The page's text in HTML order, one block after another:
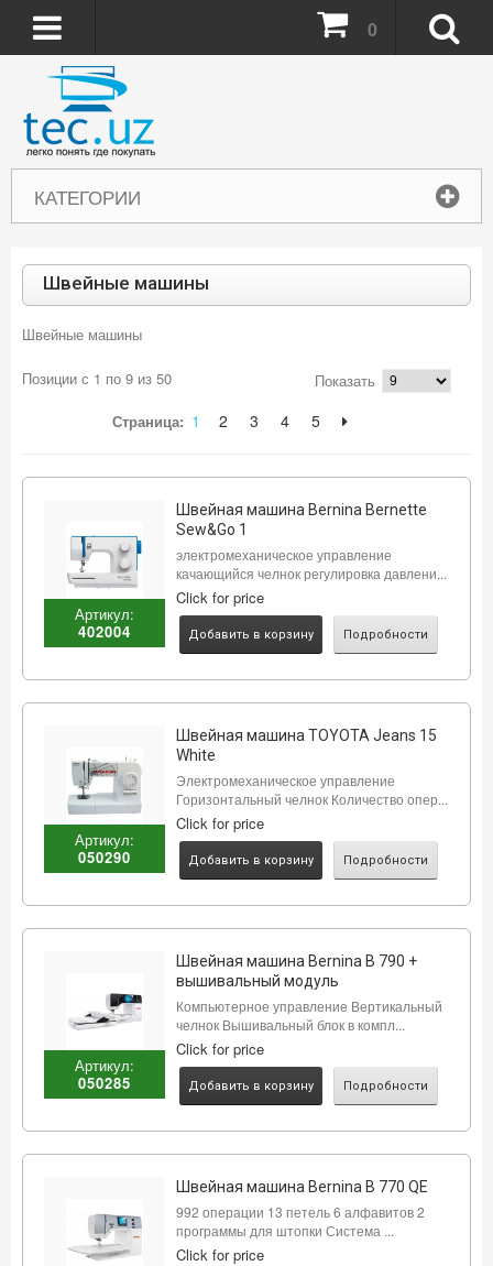
КАТЕГОРИИ
0
Швейные машины
Швейные машины
Позиции с 1 по 9 из 50
Показать
Страница: 1 2 3 4 5
Артикул:
402004
Швейная машина Bernina Bernette
Sew&Go 1
электромеханическое управление
качающийся челнок регулировка давлени...
Click for price
Добавить в корзину Подробности
Артикул:
050290
Швейная машина TOYOTA Jeans 15
White
Электромеханическое управление
Горизонтальный челнок Количество опер...
Click for price
Добавить в корзину Подробности
Артикул:
050285
Швейная машина Bernina B 790 +
вышивальный модуль
Компьютерное управление Вертикальный
челнок Вышивальный блок в компл...
Click for price
Добавить в корзину Подробности
Швейная машина Bernina B 770 QE
992 операции 13 петель 6 алфавитов 2
программы для штопки Система ...
Click for price